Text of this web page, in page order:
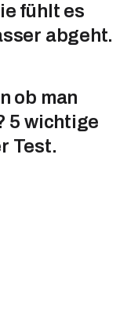
fühlt es
abgeht.
ob man
5 wichtige
Test.